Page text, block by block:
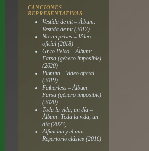
CANCIONES
REPRESENTATIVAS
Vestida de nit – Álbum:
Vestida de nit (2017)
No surprises – Video
oficial (2018)
Grito Pelao – Álbum:
Farsa (género imposible)
(2020)
Plumita – Video oficial
(2019)
Fatherless – Álbum:
Farsa (género imposible)
(2020)
Toda la vida, un día –
Álbum: Toda la vida, un
día (2023)
Alfonsina y el mar –
Repertorio clásico (2010)